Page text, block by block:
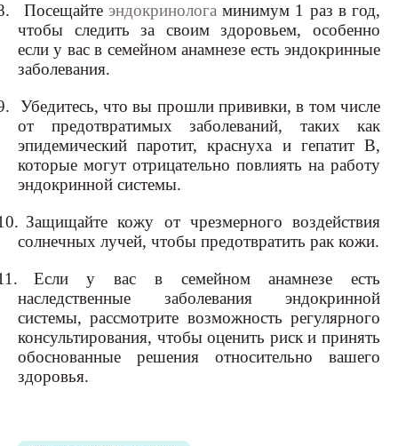
Посещайте эндокринолога минимум 1 раз в год,
чтобы следить за своим здоровьем, особенно
если у вас в семейном анамнезе есть эндокринные
заболевания.
Убедитесь, что вы прошли прививки, в том числе
от предотвратимых заболеваний, таких как
эпидемический паротит, краснуха и гепатит B,
которые могут отрицательно повлиять на работу
эндокринной системы.
Защищайте кожу от чрезмерного воздействия
солнечных лучей, чтобы предотвратить рак кожи.
Если у вас в семейном анамнезе есть
наследственные заболевания эндокринной
системы, рассмотрите возможность регулярного
консультирования, чтобы оценить риск и принять
обоснованные решения относительно вашего
здоровья.